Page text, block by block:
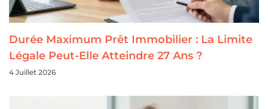
Durée Maximum Prêt Immobilier : La Limite
Légale Peut-Elle Atteindre 27 Ans ?
4 Juillet 2026